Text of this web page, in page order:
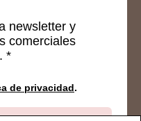
newsletter y
comerciales
*
de privacidad.